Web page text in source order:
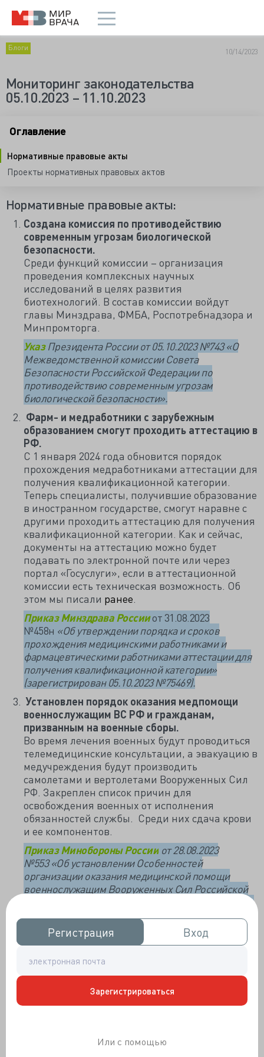
Регистрация
Регистрация Вход
Вход
Зарегистрироваться
Или с помощью
Блоги 10/14/2023
Мониторинг законодательства
05.10.2023 – 11.10.2023
Оглавление
Нормативные правовые акты
Проекты нормативных правовых актов
Нормативные правовые акты:
Создана комиссия по противодействию
современным угрозам биологической
безопасности.
Среди функций комиссии – организация
проведения комплексных научных
исследований в целях развития
биотехнологий. В состав комиссии войдут
главы Минздрава, ФМБА, Роспотребнадзора и
Минпромторга.
УказПрезидента России от 05.10.2023 №743«О
Межведомственной комиссии Совета
Безопасности Российской Федерации по
противодействию современным угрозам
биологической безопасности».
Фарм- и медработники с зарубежным
образованием смогут проходить аттестацию в
РФ.
С 1 января 2024 года обновится порядок
прохождения медработниками аттестации для
получения квалификационной категории.
Теперь специалисты, получившие образование
в иностранном государстве, смогут наравне с
другими проходить аттестацию для получения
квалификационной категории. Как и сейчас,
документы на аттестацию можно будет
подавать по электронной почте или через
портал «Госуслуги», если в аттестационной
комиссии есть техническая возможность. Об
этом мы писали ранее
Приказ Минздрава Россииот 31.08.2023
№458н «Об утверждении порядка и сроков
прохождения медицинскими работниками и
фармацевтическими работниками аттестации для
получения квалификационной категории»
(зарегистрирован 05.10.2023 №75469).
Установлен порядок оказания медпомощи
военнослужащим ВС РФ и гражданам,
призванным на военные сборы.
Во время лечения военных будут проводиться
телемедицинские консультации, а эвакуацию в
медучреждения будут производить
самолетами и вертолетами Вооруженных Сил
РФ. Закреплен список причин для
освобождения военных от исполнения
обязанностей службы. Среди них сдача крови
и ее компонентов.
Приказ Минобороны России от 28.08.2023
№553«Об установлении Особенностей
организации оказания медицинской помощи
военнослужащим Вооруженных Сил Российской
Федерации и гражданам, призванным на военные
Российской Федерации, в том числе порядка их
освобождения от исполнения обязанностей
причинами». (зарегистрирован 05.10.2023 №75481).
Проекты нормативных правовых актов:
Штрафы за нарушения для компаний
В 2 раза предлагается снизить размер штрафа
за правонарушения, среди которых